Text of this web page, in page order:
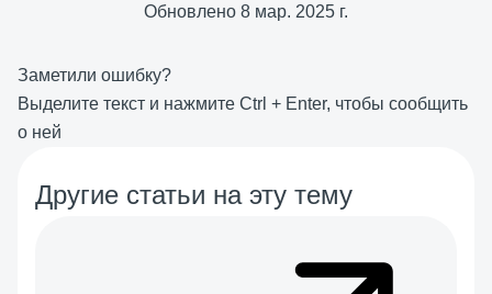
Обновлено 8 мар. 2025 г.
Заметили ошибку?
Выделите текст и нажмите Ctrl + Enter, чтобы сообщить
о ней
Другие статьи на эту тему